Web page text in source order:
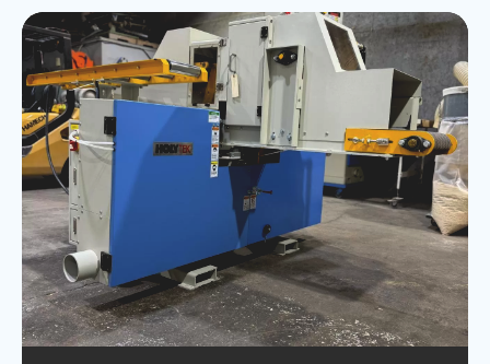
Scie radiale
Scie à onglet double angles composées
Scie à onglet double
Scie à câdre
Scie radiale double
Scie à refendre horizontale
Banc de scie
Déligneuse multiple